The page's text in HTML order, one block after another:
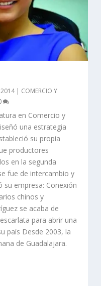
| COMERCIO Y
en Comercio y
una estrategia
su propia
productores
en la segunda
fue de intercambio y
su empresa: Conexión
chinos y
se acaba de
para abrir una
país Desde 2003, la
de Guadalajara.